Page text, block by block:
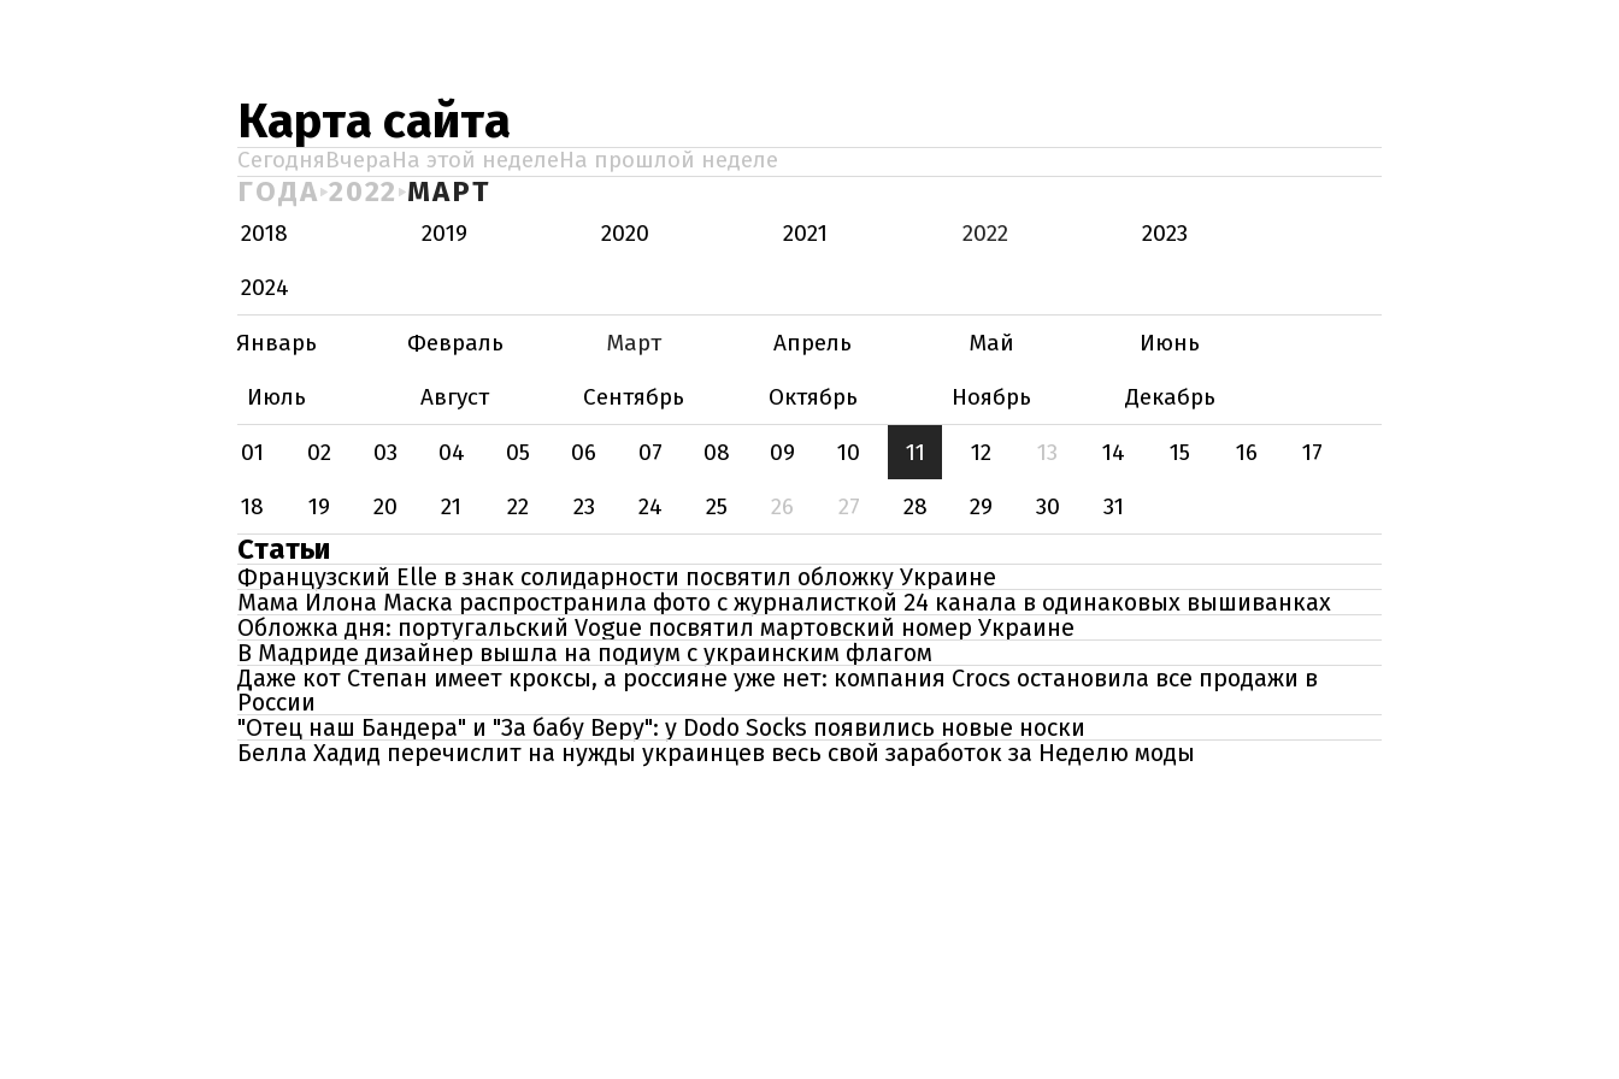
Карта сайта
СегодняВчераНа этой неделеНа прошлой неделе
ГОДА 2022 МАРТ
2018 2019 2020 2021 2022
2023
2024
Январь
Февраль Март Апрель Май
Июнь
Июль
Август Сентябрь Октябрь Ноябрь
Декабрь
01
02 03 04 05 06 07 08 09 10 11 12 13 14 15 16
17
18
19 20 21 22 23 24 25 26 27 28 29 30 31
Статьи
Французский Elle в знак солидарности посвятил обложку Украине
Мама Илона Маска распространила фото с журналисткой 24 канала в одинаковых вышиванках
Обложка дня: португальский Vogue посвятил мартовский номер Украине
В Мадриде дизайнер вышла на подиум с украинским флагом
Даже кот Степан имеет кроксы, а россияне уже нет: компания Crocs остановила все продажи в
России
"Отец наш Бандера" и "За бабу Веру": у Dodo Socks появились новые носки
Белла Хадид перечислит на нужды украинцев весь свой заработок за Неделю моды